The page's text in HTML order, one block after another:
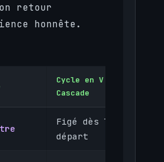
retour
honnête.
Cycle en V /
Cascade
Figé dès le
départ